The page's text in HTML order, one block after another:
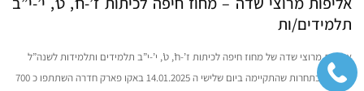
תלמידים/ות
אליפות מרוצי שדה של מחוז חיפה לכיתות ז’-ח’, ט’, י’-י”ב תלמידים ותלמידות​ לשנה”ל
תשפ”ה בתחרות שהתקיימה ביום שלישי ה 14.01.2025 באקו פארק חדרה השתתפו כ 700